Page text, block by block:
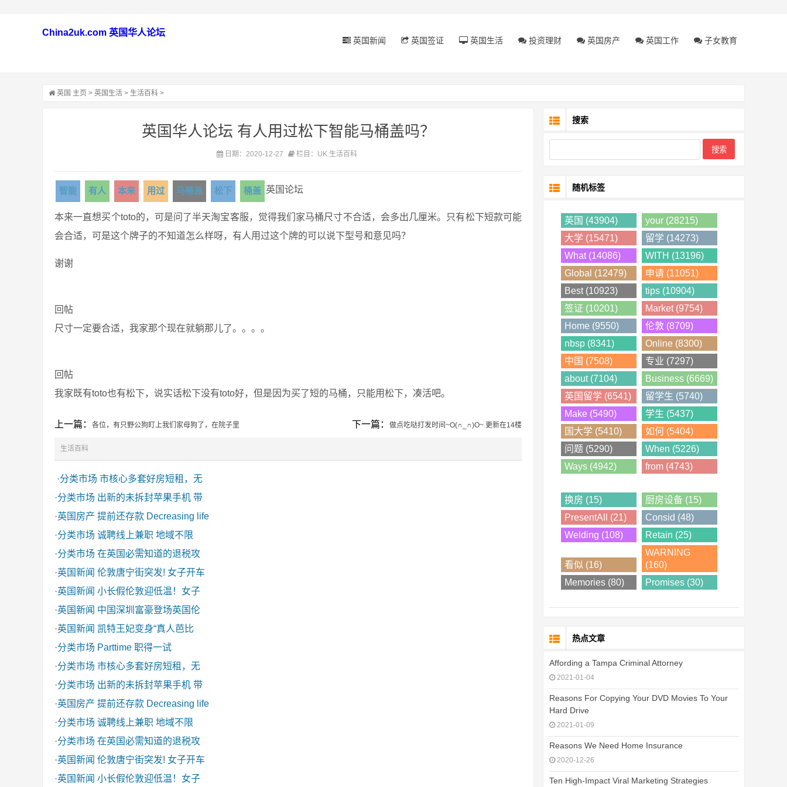
China2uk.com 英国华人论坛
英国新闻 英国签证 英国生活 投资理财 英国房产 英国工作 子女教育
英国 主页 > 英国生活 > 生活百科 >
英国华人论坛 有人用过松下智能马桶盖吗？
日期：2020-12-27 栏目：UK 生活百科
智能 有人 本来 用过 马桶盖 松下 桶盖 英国论坛
本来一直想买个toto的，可是问了半天淘宝客服，觉得我们家马桶尺寸不合适，会多出几厘米。只有松下短款可能
会合适，可是这个牌子的不知道怎么样呀，有人用过这个牌的可以说下型号和意见吗？
谢谢
回帖
尺寸一定要合适，我家那个现在就躺那儿了。。。。
回帖
我家既有toto也有松下，说实话松下没有toto好，但是因为买了短的马桶，只能用松下，凑活吧。
上一篇： 各位，有只野公狗盯上我们家母狗了，在院子里 下一篇： 做点吃哒打发时间~O(∩_∩)O~ 更新在14楼
生活百科
·分类市场 市核心多套好房短租，无
·分类市场 出新的未拆封苹果手机 带
·英国房产 提前还存款 Decreasing life
·分类市场 诚聘线上兼职 地域不限
·分类市场 在英国必需知道的退税攻
·英国新闻 伦敦唐宁街突发! 女子开车
·英国新闻 小长假伦敦迎低温！女子
·英国新闻 中国深圳富豪登场英国伦
·英国新闻 凯特王妃变身“真人芭比
·分类市场 Parttime 职得一试
·分类市场 市核心多套好房短租，无
·分类市场 出新的未拆封苹果手机 带
·英国房产 提前还存款 Decreasing life
·分类市场 诚聘线上兼职 地域不限
·分类市场 在英国必需知道的退税攻
·英国新闻 伦敦唐宁街突发! 女子开车
·英国新闻 小长假伦敦迎低温！女子
搜索
随机标签
英国 (43904)
your (28215)
大学 (15471)
留学 (14273)
What (14086)
WITH (13196)
Global (12479)
申请 (11051)
Best (10923)
tips (10904)
签证 (10201)
Market (9754)
Home (9550)
伦敦 (8709)
nbsp (8341)
Online (8300)
中国 (7508)
专业 (7297)
about (7104)
Business (6669)
英国留学 (6541)
留学生 (5740)
Make (5490)
学生 (5437)
国大学 (5410)
如何 (5404)
问题 (5290)
When (5226)
Ways (4942)
from (4743)
换房 (15)
厨房设备 (15)
PresentAll (21)
Consid (48)
Welding (108)
Retain (25)
看似 (16)
WARNING
(160)
Memories (80)
Promises (30)
热点文章
Affording a Tampa Criminal Attorney
2021-01-04
Reasons For Copying Your DVD Movies To Your
Hard Drive
2021-01-09
Reasons We Need Home Insurance
2020-12-26
Ten High-Impact Viral Marketing Strategies